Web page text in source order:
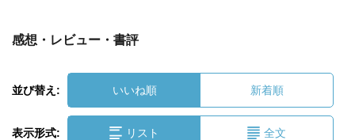
感想・レビュー・書評
並び替え: いいね順 新着順
表示形式: リスト 全文